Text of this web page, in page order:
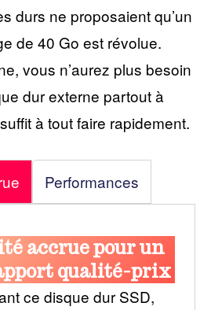
durs ne proposaient qu’un
de 40 Go est révolue.
vous n’aurez plus besoin
dur externe partout à
à tout faire rapidement.
Performances
accrue pour un
qualité-prix
ce disque dur SSD,